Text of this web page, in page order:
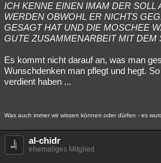
ICH KENNE EINEN IMAM DER SOLL
WERDEN OBWOHL ER NICHTS
GESAGT HAT UND DIE MOSCHEE
GUTE ZUSAMMENARBEIT MIT DEM
Es kommt nicht darauf an, was man
Wunschdenken man pflegt und hegt.
verdient haben ...
Was auch immer wir wissen können oder dürfen - es
al-chidr
ehemaliges Mitglied